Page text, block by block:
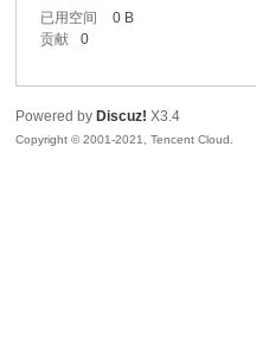
已用空间
0 B
贡献
0
Powered by Discuz! X3.4
Copyright © 2001-2021, Tencent Cloud.